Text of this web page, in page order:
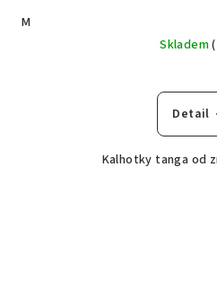
M
Skladem
Detail
Kalhotky tanga od